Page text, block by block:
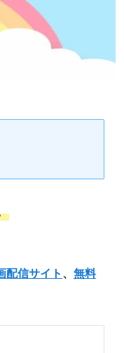
配信サイト、 無料